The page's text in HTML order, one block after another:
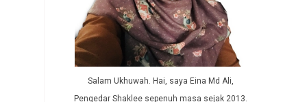
Salam Ukhuwah. Hai, saya Eina Md Ali,
Pengedar Shaklee sepenuh masa sejak 2013.